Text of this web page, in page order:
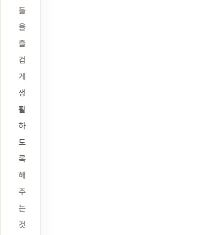
들
을
즐
겁
게
생
활
하
도
록
해
주
는
것